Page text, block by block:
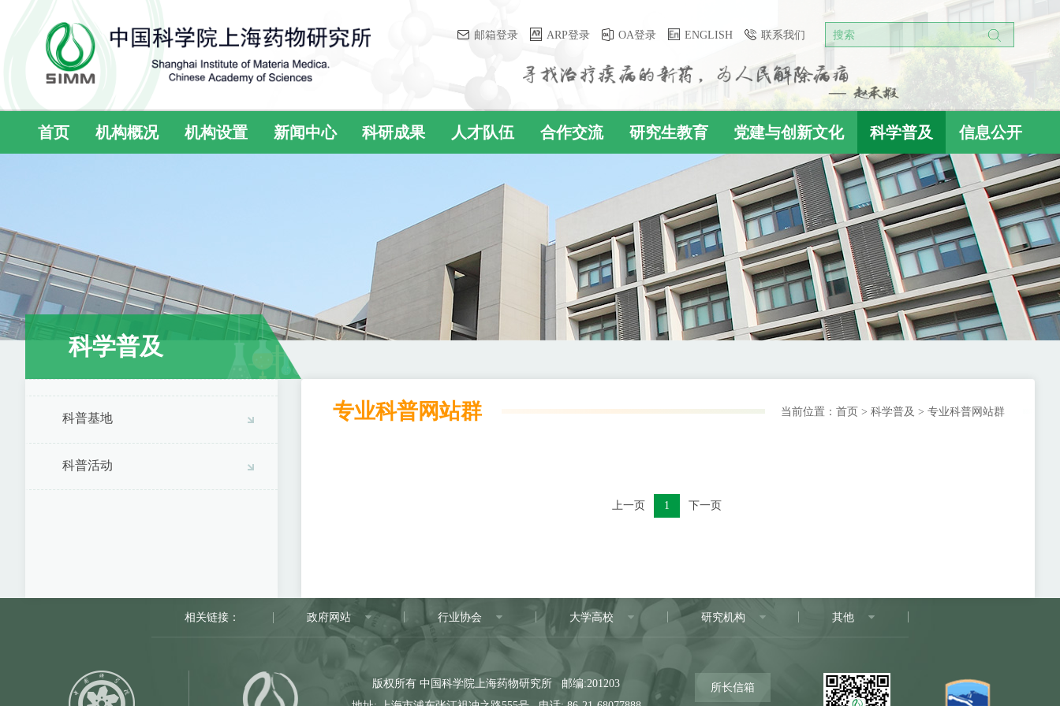
邮箱登录 ARP登录 OA登录 ENGLISH 联系我们 搜索
首页 机构概况 机构设置 新闻中心 科研成果 人才队伍 合作交流 研究生教育 党建与创新文化 科学普及 信息公开
科学普及
科普基地
科普活动
专业科普网站群 当前位置： 首页 > 科学普及 > 专业科普网站群
上一页 1 下一页
相关链接： 政府网站 行业协会 大学高校 研究机构 其他
版权所有 中国科学院上海药物研究所 邮编:201203
所长信箱